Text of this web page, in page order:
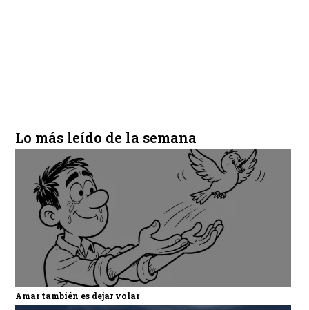
Lo más leído de la semana
Amar también es dejar volar